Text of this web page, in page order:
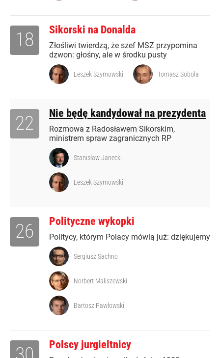
Sikorski na Donalda
Złośliwi twierdzą, że szef MSZ przypomina
dzwon: głośny, ale w środku pusty
18
Leszek Szymowski Tomasz Sobola
Nie będę kandydował na prezydenta
Rozmowa z Radosławem Sikorskim,
ministrem spraw zagranicznych RP
22
Stanisław Janecki
Leszek Szymowski
Polityczne wykopki
Politycy, którym Polacy mówią już: dziękujemy
26
Sergiusz Sachno
Norbert Maliszewski
Bartosz Pawłowski
Polscy jurgieltnicy